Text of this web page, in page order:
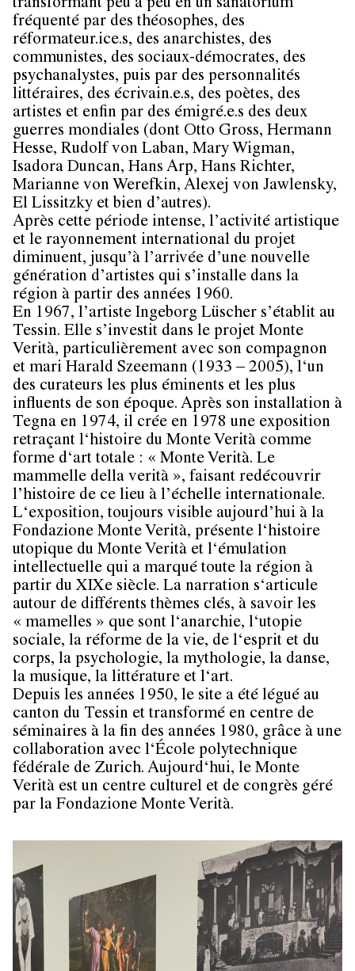
transformant peu à peu en un sanatorium
fréquenté par des théosophes, des
réformateur.ice.s, des anarchistes, des
communistes, des sociaux-démocrates, des
psychanalystes, puis par des personnalités
littéraires, des écrivain.e.s, des poètes, des
artistes et enfin par des émigré.e.s des deux
guerres mondiales (dont Otto Gross, Hermann
Hesse, Rudolf von Laban, Mary Wigman,
Isadora Duncan, Hans Arp, Hans Richter,
Marianne von Werefkin, Alexej von Jawlensky,
El Lissitzky et bien d’autres).
Après cette période intense, l’activité artistique
et le rayonnement international du projet
diminuent, jusqu’à l’arrivée d’une nouvelle
génération d’artistes qui s’installe dans la
région à partir des années 1960.
En 1967, l’artiste Ingeborg Lüscher s’établit au
Tessin. Elle s’investit dans le projet Monte
Verità, particulièrement avec son compagnon
et mari Harald Szeemann (1933 – 2005), l‘un
des curateurs les plus éminents et les plus
influents de son époque. Après son installation à
Tegna en 1974, il crée en 1978 une exposition
retraçant l‘histoire du Monte Verità comme
forme d‘art totale : « Monte Verità. Le
mammelle della verità », faisant redécouvrir
l’histoire de ce lieu à l’échelle internationale.
L‘exposition, toujours visible aujourd’hui à la
Fondazione Monte Verità, présente l‘histoire
utopique du Monte Verità et l‘émulation
intellectuelle qui a marqué toute la région à
partir du XIXe siècle. La narration s‘articule
autour de différents thèmes clés, à savoir les
« mamelles » que sont l‘anarchie, l‘utopie
sociale, la réforme de la vie, de l‘esprit et du
corps, la psychologie, la mythologie, la danse,
la musique, la littérature et l‘art.
Depuis les années 1950, le site a été légué au
canton du Tessin et transformé en centre de
séminaires à la fin des années 1980, grâce à une
collaboration avec l‘École polytechnique
fédérale de Zurich. Aujourd‘hui, le Monte
Verità est un centre culturel et de congrès géré
par la Fondazione Monte Verità.